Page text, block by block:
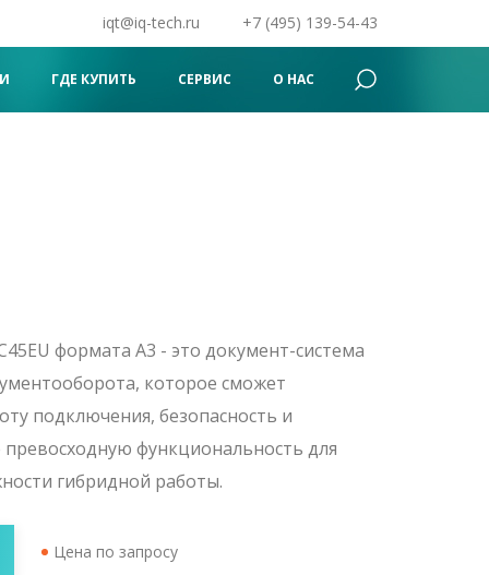
iqt@iq-tech.ru +7 (495) 139-54-43
×
ГДЕ КУПИТЬ СЕРВИС О НАС
формата A3 - это документ-система
которое сможет
подключения, безопасность и
функциональность для
гибридной работы.
Цена по запросу